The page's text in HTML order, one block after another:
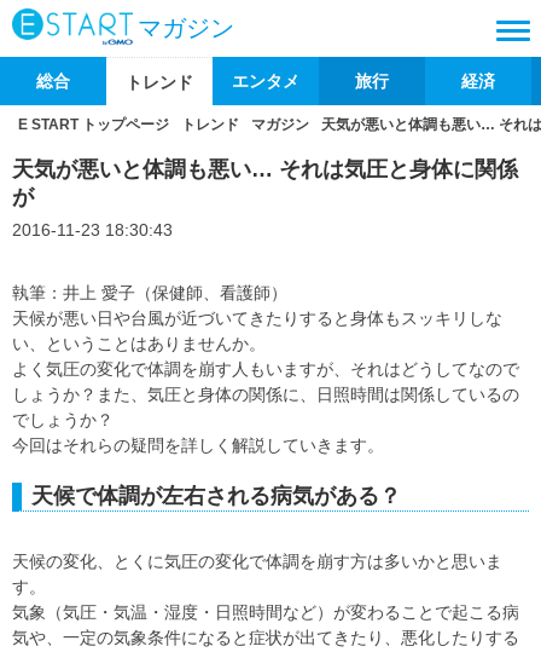
マガジン
総合 トレンド エンタメ 旅行 経済
E START トップページ トレンド マガジン 天気が悪いと体調も悪い… それ
天気が悪いと体調も悪い… それは気圧と身体に関係
が
2016-11-23 18:30:43
執筆：井上 愛子（保健師、看護師）
天候が悪い日や台風が近づいてきたりすると身体もスッキリしな
い、ということはありませんか。
よく気圧の変化で体調を崩す人もいますが、それはどうしてなので
しょうか？また、気圧と身体の関係に、日照時間は関係しているの
でしょうか？
今回はそれらの疑問を詳しく解説していきます。
天候で体調が左右される病気がある？
天候の変化、とくに気圧の変化で体調を崩す方は多いかと思いま
す。
気象（気圧・気温・湿度・日照時間など）が変わることで起こる病
気や、一定の気象条件になると症状が出てきたり、悪化したりする